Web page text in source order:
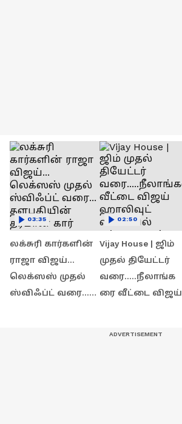
லக்சுரி கார்களின்
ராஜா விஜய்...
லெக்ஸஸ் முதல்
ஸ்விஃப்ட் வரை...
03:35
Vijay House | ஜிம்
முதல் தியேட்டர்
வரை.....நீலாங்க
ரை வீட்டை விஜய்
02:50